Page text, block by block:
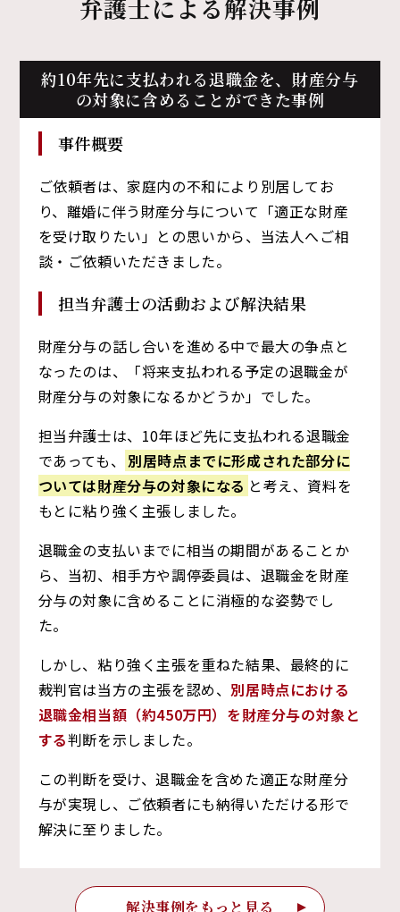
弁護士による解決事例
約10年先に支払われる退職金を、 財産分与
の対象に含めることができた事例
事件概要
ご依頼者は、家庭内の不和により別居してお
り、離婚に伴う財産分与について「適正な財産
を受け取りたい」との思いから、当法人へご相
談・ご依頼いただきました。
担当弁護士の活動および解決結果
財産分与の話し合いを進める中で最大の争点と
なったのは、「将来支払われる予定の退職金が
財産分与の対象になるかどうか」でした。
担当弁護士は、10年ほど先に支払われる退職金
であっても、 別居時点までに形成された部分に
ついては財産分与の対象になる と考え、資料を
もとに粘り強く主張しました。
退職金の支払いまでに相当の期間があることか
ら、当初、相手方や調停委員は、退職金を財産
分与の対象に含めることに消極的な姿勢でし
た。
しかし、粘り強く主張を重ねた結果、最終的に
裁判官は当方の主張を認め、別居時点における
退職金相当額（約450万円）を財産分与の対象と
する判断を示しました。
この判断を受け、退職金を含めた適正な財産分
与が実現し、ご依頼者にも納得いただける形で
解決に至りました。
解決事例をもっと見る